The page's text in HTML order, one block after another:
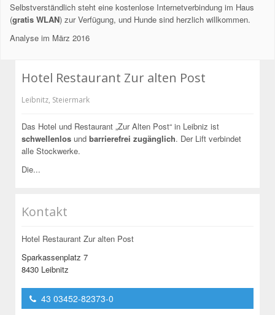
Selbstverständlich steht eine kostenlose Internetverbindung im Haus
(gratis WLAN) zur Verfügung, und Hunde sind herzlich willkommen.
Analyse im März 2016
Hotel Restaurant Zur alten Post
Leibnitz, Steiermark
Das Hotel und Restaurant „Zur Alten Post“ in Leibniz ist
schwellenlos und barrierefrei zugänglich. Der Lift verbindet
alle Stockwerke.
Die...
Kontakt
Hotel Restaurant Zur alten Post
Sparkassenplatz 7
8430 Leibnitz
43 03452-82373-0